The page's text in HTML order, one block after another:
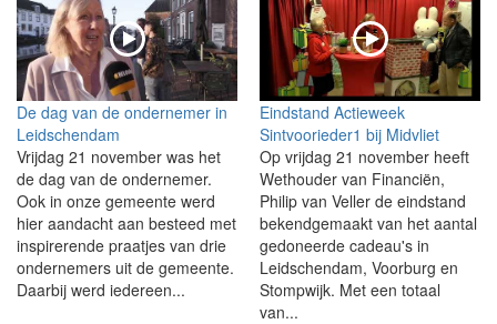
De dag van de ondernemer in
Leidschendam
Vrijdag 21 november was het
de dag van de ondernemer.
Ook in onze gemeente werd
hier aandacht aan besteed met
inspirerende praatjes van drie
ondernemers uit de gemeente.
Daarbij werd iedereen...
Eindstand Actieweek
Sintvoorieder1 bij Midvliet
Op vrijdag 21 november heeft
Wethouder van Financiën,
Philip van Veller de eindstand
bekendgemaakt van het aantal
gedoneerde cadeau's in
Leidschendam, Voorburg en
Stompwijk. Met een totaal
van...